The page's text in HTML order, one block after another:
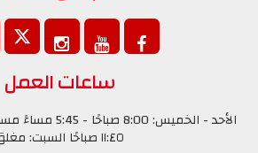
ساعات العمل
١١:٤٥ صباحًا السبت: مغلق